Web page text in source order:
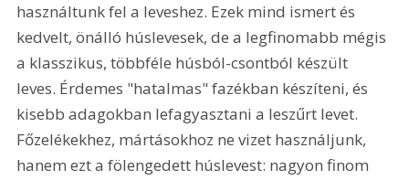
használtunk fel a leveshez. Ezek mind ismert és
kedvelt, önálló húslevesek, de a legfinomabb mégis
a klasszikus, többféle húsból-csontból készült
leves. Érdemes "hatalmas" fazékban készíteni, és
kisebb adagokban lefagyasztani a leszűrt levet.
Főzelékekhez, mártásokhoz ne vizet használjunk,
hanem ezt a fölengedett húslevest: nagyon finom